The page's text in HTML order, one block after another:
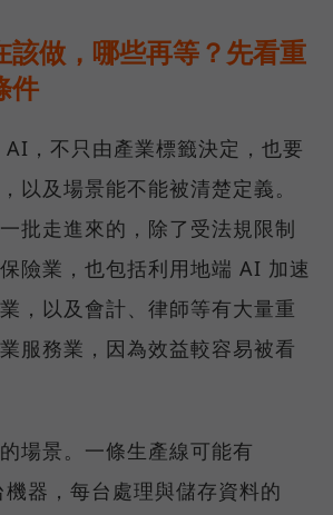
該做，哪些再等？先看重
件
，不只由產業標籤決定，也要
以及場景能不能被清楚定義。
批走進來的，除了受法規限制
險業，也包括利用地端 AI 加速
，以及會計、律師等有大量重
服務業，因為效益較容易被看
場景。一條生產線可能有
，每台處理與儲存資料的